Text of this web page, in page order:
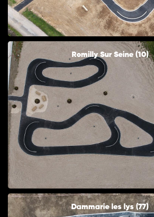
Romilly Sur Seine (10)
Dammarie les lys (77)